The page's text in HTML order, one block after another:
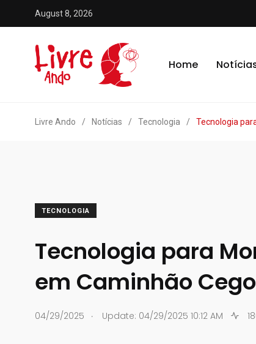
August 8, 2026
Home
Livre Ando / Notícias / Tecnologia / Tecnologia
TECNOLOGIA
Tecnologia para
em Caminhão
04/29/2025 . Update: 04/29/2025 10:12 AM